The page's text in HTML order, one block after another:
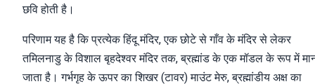
छवि होती है।
परिणाम यह है कि प्रत्येक हिंदू मंदिर, एक छोटे से गाँव के मंदिर से लेकर
तमिलनाडु के विशाल बृहदेश्वर मंदिर तक, ब्रह्मांड के एक मॉडल के रूप में
जाता है। गर्भगृह के ऊपर का शिखर (टावर) माउंट मेरु, ब्रह्मांडीय अक्ष का